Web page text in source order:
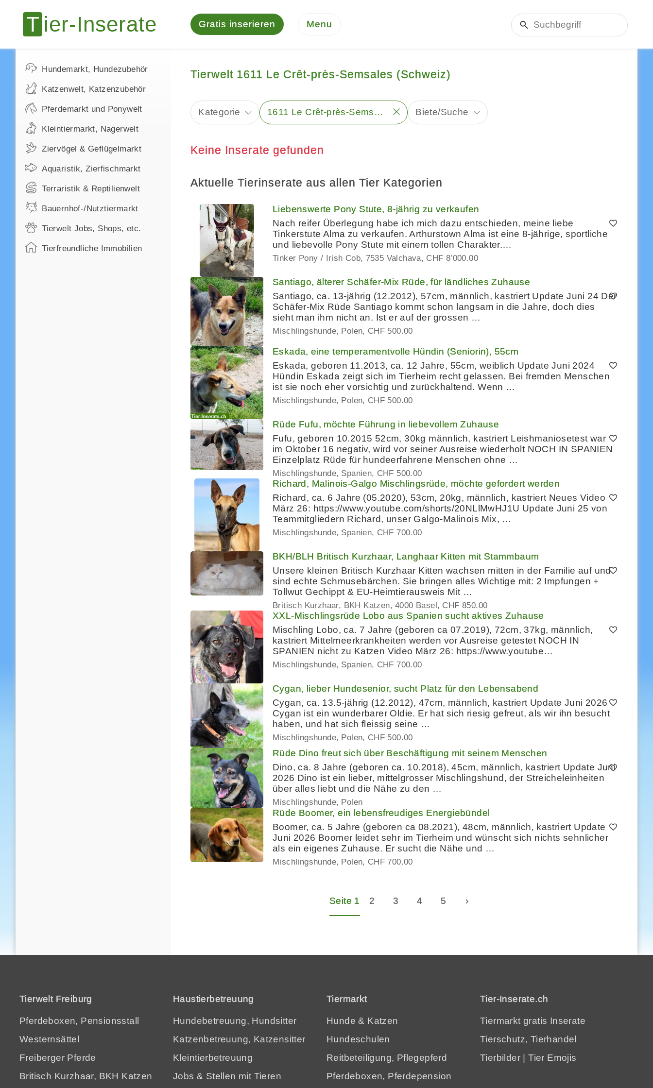
Gratis inserieren Menu
Hundemarkt, Hundezubehör
Katzenwelt, Katzenzubehör
Pferdemarkt und Ponywelt
Kleintiermarkt, Nagerwelt
Ziervögel & Geflügelmarkt
Aquaristik, Zierfischmarkt
Terraristik & Reptilienwelt
Bauernhof-/Nutztiermarkt
Tierwelt Jobs, Shops, etc.
Tierfreundliche Immobilien
Tierwelt 1611 Le Crêt-près-Semsales (Schweiz)
Kategorie 1611 Le Crêt-près-Semsales Biete/Suche
Keine Inserate gefunden
Aktuelle Tierinserate aus allen Tier Kategorien
Liebenswerte Pony Stute, 8-jährig zu verkaufen
Nach reifer Überlegung habe ich mich dazu entschieden, meine liebe
Tinkerstute Alma zu verkaufen. Arthurstown Alma ist eine 8-jährige, sportliche
und liebevolle Pony Stute mit einem tollen Charakter.…
Tinker Pony / Irish Cob 7535 Valchava CHF 8’000.00
Santiago, älterer Schäfer-Mix Rüde, für ländliches Zuhause
Santiago, ca. 13-jährig (12.2012), 57cm, männlich, kastriert Update Juni 24 Der
Schäfer-Mix Rüde Santiago kommt schon langsam in die Jahre, doch dies
sieht man ihm nicht an. Ist er auf der grossen …
Mischlingshunde Polen CHF 500.00
Eskada, eine temperamentvolle Hündin (Seniorin), 55cm
Eskada, geboren 11.2013, ca. 12 Jahre, 55cm, weiblich Update Juni 2024
Hündin Eskada zeigt sich im Tierheim recht gelassen. Bei fremden Menschen
ist sie noch eher vorsichtig und zurückhaltend. Wenn …
Mischlingshunde Polen CHF 500.00
Rüde Fufu, möchte Führung in liebevollem Zuhause
Fufu, geboren 10.2015 52cm, 30kg männlich, kastriert Leishmaniosetest war
im Oktober 16 negativ, wird vor seiner Ausreise wiederholt NOCH IN SPANIEN
Einzelplatz Rüde für hundeerfahrene Menschen ohne …
Mischlingshunde Spanien CHF 500.00
Richard, Malinois-Galgo Mischlingsrüde, möchte gefordert werden
Richard, ca. 6 Jahre (05.2020), 53cm, 20kg, männlich, kastriert Neues Video
März 26: https://www.youtube.com/shorts/20NLlMwHJ1U Update Juni 25 von
Teammitgliedern Richard, unser Galgo-Malinois Mix, …
Mischlingshunde Spanien CHF 700.00
BKH/BLH Britisch Kurzhaar, Langhaar Kitten mit Stammbaum
Unsere kleinen Britisch Kurzhaar Kitten wachsen mitten in der Familie auf und
sind echte Schmusebärchen. Sie bringen alles Wichtige mit: 2 Impfungen +
Tollwut Gechippt & EU-Heimtierausweis Mit …
Britisch Kurzhaar, BKH Katzen 4000 Basel CHF 850.00
XXL-Mischlingsrüde Lobo aus Spanien sucht aktives Zuhause
Mischling Lobo, ca. 7 Jahre (geboren ca 07.2019), 72cm, 37kg, männlich,
kastriert Mittelmeerkrankheiten werden vor Ausreise getestet NOCH IN
SPANIEN nicht zu Katzen Video März 26: https://www.youtube…
Mischlingshunde Spanien CHF 700.00
Cygan, lieber Hundesenior, sucht Platz für den Lebensabend
Cygan, ca. 13.5-jährig (12.2012), 47cm, männlich, kastriert Update Juni 2026
Cygan ist ein wunderbarer Oldie. Er hat sich riesig gefreut, als wir ihn besucht
haben, und hat sich fleissig seine …
Mischlingshunde Polen CHF 500.00
Rüde Dino freut sich über Beschäftigung mit seinem Menschen
Dino, ca. 8 Jahre (geboren ca. 10.2018), 45cm, männlich, kastriert Update Juni
2026 Dino ist ein lieber, mittelgrosser Mischlingshund, der Streicheleinheiten
über alles liebt und die Nähe zu den …
Mischlingshunde Polen
Rüde Boomer, ein lebensfreudiges Energiebündel
Boomer, ca. 5 Jahre (geboren ca 08.2021), 48cm, männlich, kastriert Update
Juni 2026 Boomer leidet sehr im Tierheim und wünscht sich nichts sehnlicher
als ein eigenes Zuhause. Er sucht die Nähe und …
Mischlingshunde Polen CHF 700.00
Seite 1 2 3 4 5 ›
Tierwelt Freiburg
Pferdeboxen, Pensionsstall
Westernsättel
Freiberger Pferde
Britisch Kurzhaar, BKH Katzen
Haustierbetreuung
Hundebetreuung, Hundsitter
Katzenbetreuung, Katzensitter
Kleintierbetreuung
Jobs & Stellen mit Tieren
Tiermarkt
Hunde & Katzen
Hundeschulen
Reitbeteiligung, Pflegepferd
Pferdeboxen, Pferdepension
Tier-Inserate.ch
Tiermarkt gratis Inserate
Tierschutz, Tierhandel
Tierbilder |Tier Emojis